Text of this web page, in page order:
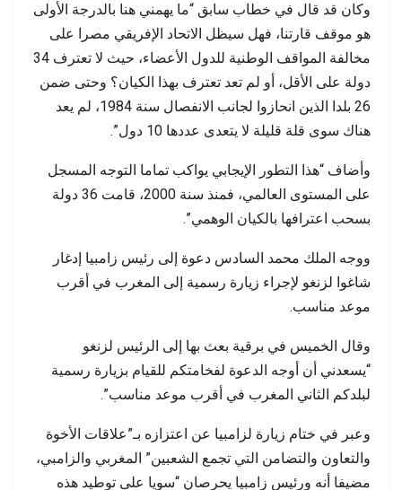
وكان قد قال في خطاب سابق “ما يهمني هنا بالدرجة الأولى
هو موقف قارتنا، فهل سيظل الاتحاد الإفريقي مصرا على
مخالفة المواقف الوطنية للدول الأعضاء، حيث لا تعترف 34
دولة على الأقل، أو لم تعد تعترف بهذا الكيان؟ وحتى ضمن
26 بلدا الذين انحازوا لجانب الانفصال سنة 1984، لم يعد
هناك سوى قلة قليلة لا يتعدى عددها 10 دول”.
وأضاف “هذا التطور الإيجابي يواكب تماما التوجه المسجل
على المستوى العالمي، فمنذ سنة 2000، قامت 36 دولة
بسحب اعترافها بالكيان الوهمي”.
ووجه الملك محمد السادس دعوة إلى رئيس زامبيا إدغار
شاغوا لزنغو لإجراء زيارة رسمية إلى المغرب في أقرب
موعد مناسب.
وقال الخميس في برقية بعث بها إلى الرئيس لزنغو
“يسعدني أن أوجه الدعوة لفخامتكم للقيام بزيارة رسمية
لبلدكم الثاني المغرب في أقرب موعد مناسب”.
وعبر في ختام زيارة لزامبيا عن اعتزازه بـ”علاقات الأخوة
والتعاون والتضامن التي تجمع الشعبين” المغربي والزامبي،
مضيفا أنه ورئيس زامبيا يحرصان “سويا على توطيد هذه